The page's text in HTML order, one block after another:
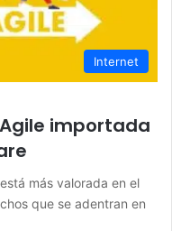
Internet
importada
más valorada en el
que se adentran en